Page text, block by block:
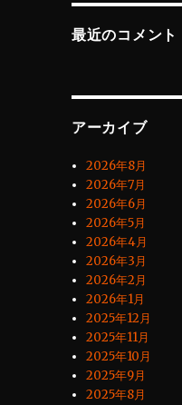
最近のコメント
アーカイブ
2026年8月
2026年7月
2026年6月
2026年5月
2026年4月
2026年3月
2026年2月
2026年1月
2025年12月
2025年11月
2025年10月
2025年9月
2025年8月